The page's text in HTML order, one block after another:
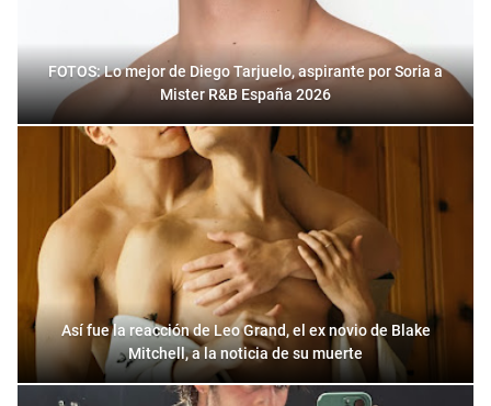
FOTOS: Lo mejor de Diego Tarjuelo, aspirante por Soria a
Mister R&B España 2026
Así fue la reacción de Leo Grand, el ex novio de Blake
Mitchell, a la noticia de su muerte